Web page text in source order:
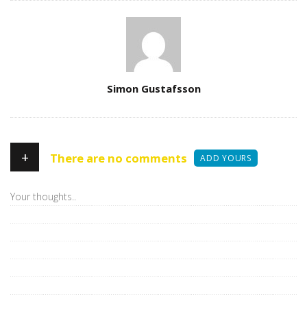
Simon Gustafsson
+ There are no comments ADD YOURS